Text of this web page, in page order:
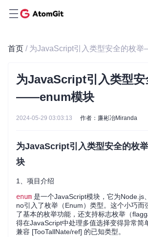
首页 / 为JavaScript引入类型安全的枚
为JavaScript引入类型安
——enum模块
2024-05-29 03:03:13 作者：廉彬冶Miranda
为JavaScript引入类型安全的
块
1、项目介绍
enum 是一个JavaScript模块，它为Node.js
no引入了枚举（Enum）类型。这个小巧而
了基本的枚举功能，还支持标志枚举（
得在JavaScript中处理多值选择变得异常简
兼容 [TooTallNate/ref] 的已知类型。